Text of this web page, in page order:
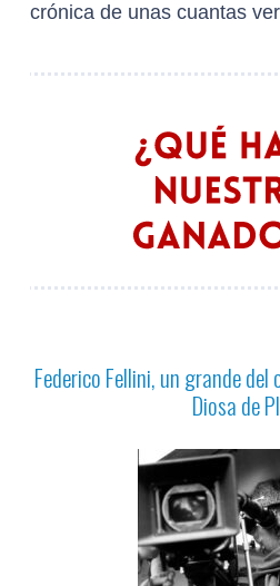
crónica de unas cuantas
Federico Fellini, un grande
Diosa de